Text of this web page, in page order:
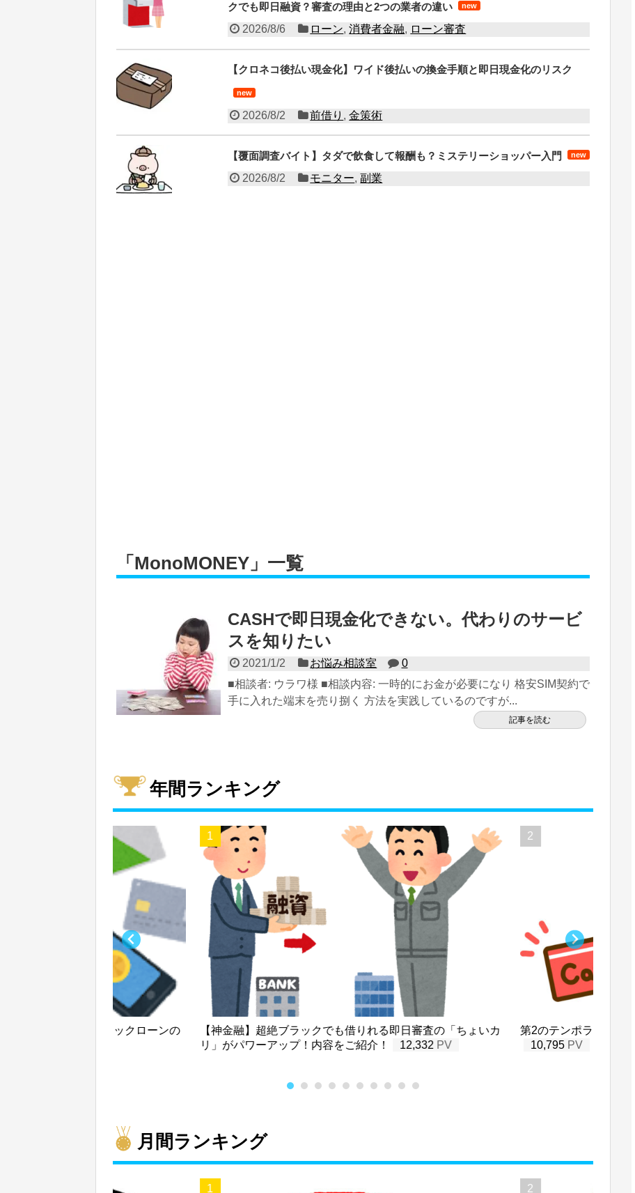
クでも即日融資？審査の理由と2つの業者の違い
new
2026/8/6 ローン,消費者金融, ローン審査
【クロネコ後払い現金化】ワイド後払いの換金手順と即日現金化のリスク
new
2026/8/2 前借り ,金策術
【覆面調査バイト】タダで飲食して報酬も？ミステリーショッパー入門 new
2026/8/2 モニター,副業
「 MonoMONEY 」 一覧
CASHで即日現金化できない。代わりのサービ
スを知りたい
2021/1/2 お悩み相談室
0
■相談者: ウラワ様 ■相談内容: 一時的にお金が必要になり 格安SIM契約で
手に入れた端末を売り捌く 方法を実践しているのですが...
記事を読む
年間ランキング
エアウオレットクイックローンの
【神金融】超絶ブラックでも借りれる即日審査の「ちょいカ
リ」がパワーアップ！内容をご紹介！
12,332
第2のテンポラリーカ
10,795
月間ランキング